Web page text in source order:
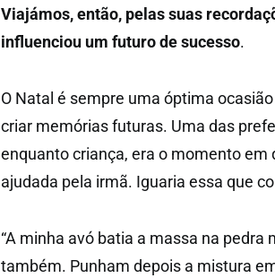
Viajámos, então, pelas suas
influenciou um futuro de sucesso.
O Natal é sempre uma óptima
criar memórias futuras. Uma das
enquanto criança, era o momento em
ajudada pela irmã. Iguaria essa que
“A minha avó batia a massa na
também. Punham depois a mistura